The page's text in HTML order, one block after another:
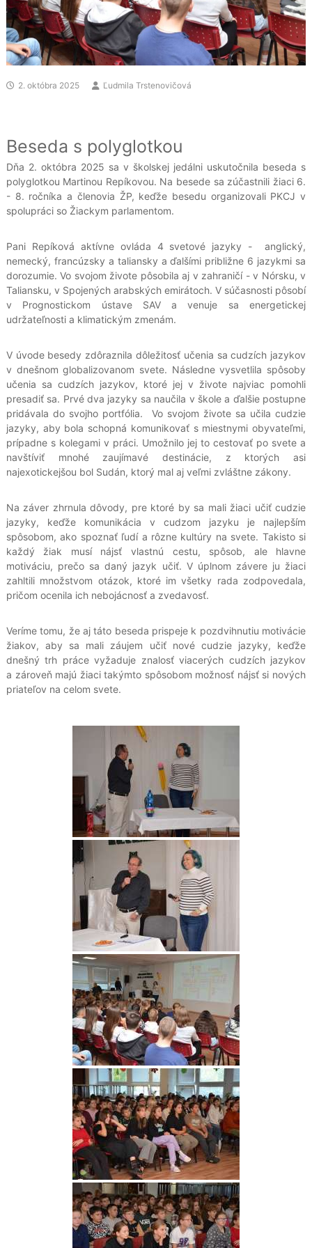
2. októbra 2025 Ľudmila Trstenovičová
Beseda s polyglotkou
Dňa 2. októbra 2025 sa v školskej jedálni uskutočnila beseda s
polyglotkou Martinou Repíkovou. Na besede sa zúčastnili žiaci 6.
- 8. ročníka a členovia ŽP, keďže besedu organizovali PKCJ v
spolupráci so Žiackym parlamentom.
Pani Repíková aktívne ovláda 4 svetové jazyky - anglický,
nemecký, francúzsky a taliansky a ďalšími približne 6 jazykmi sa
dorozumie. Vo svojom živote pôsobila aj v zahraničí - v Nórsku, v
Taliansku, v Spojených arabských emirátoch. V súčasnosti pôsobí
v Prognostickom ústave SAV a venuje sa energetickej
udržateľnosti a klimatickým zmenám.
V úvode besedy zdôraznila dôležitosť učenia sa cudzích jazykov
v dnešnom globalizovanom svete. Následne vysvetlila spôsoby
učenia sa cudzích jazykov, ktoré jej v živote najviac pomohli
presadiť sa. Prvé dva jazyky sa naučila v škole a ďalšie postupne
pridávala do svojho portfólia. Vo svojom živote sa učila cudzie
jazyky, aby bola schopná komunikovať s miestnymi obyvateľmi,
prípadne s kolegami v práci. Umožnilo jej to cestovať po svete a
navštíviť mnohé zaujímavé destinácie, z ktorých asi
najexotickejšou bol Sudán, ktorý mal aj veľmi zvláštne zákony.
Na záver zhrnula dôvody, pre ktoré by sa mali žiaci učiť cudzie
jazyky, keďže komunikácia v cudzom jazyku je najlepším
spôsobom, ako spoznať ľudí a rôzne kultúry na svete. Takisto si
každý žiak musí nájsť vlastnú cestu, spôsob, ale hlavne
motiváciu, prečo sa daný jazyk učiť. V úplnom závere ju žiaci
zahltili množstvom otázok, ktoré im všetky rada zodpovedala,
pričom ocenila ich nebojácnosť a zvedavosť.
Veríme tomu, že aj táto beseda prispeje k pozdvihnutiu motivácie
žiakov, aby sa mali záujem učiť nové cudzie jazyky, keďže
dnešný trh práce vyžaduje znalosť viacerých cudzích jazykov
a zároveň majú žiaci takýmto spôsobom možnosť nájsť si nových
priateľov na celom svete.